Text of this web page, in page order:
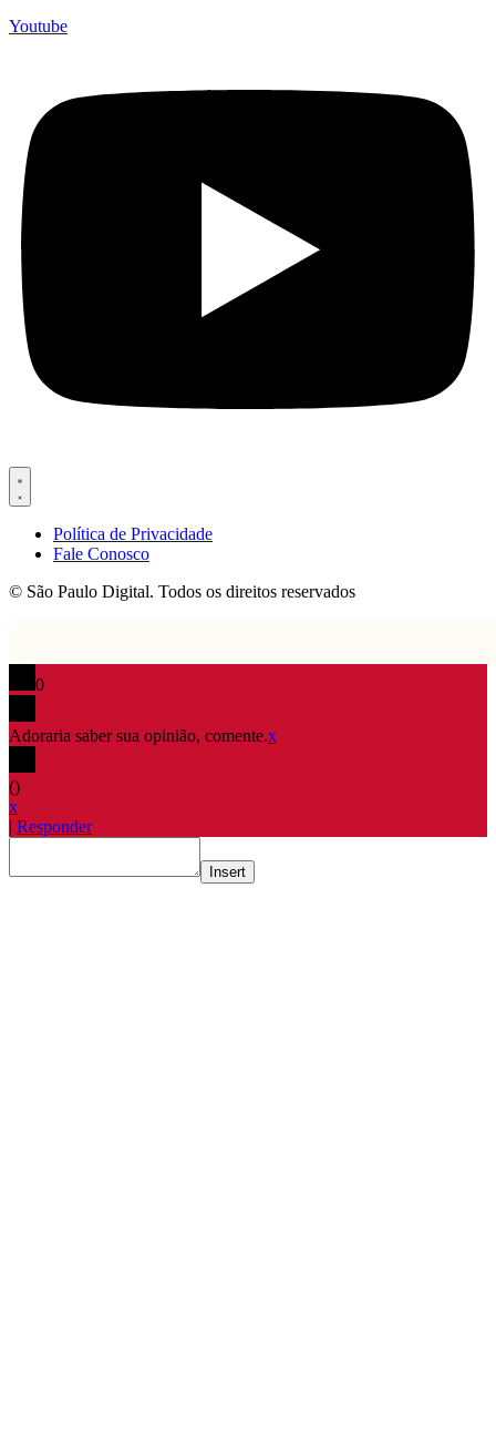
Youtube
Política de Privacidade
Fale Conosco
© São Paulo Digital. Todos os direitos reservados
0
Adoraria saber sua opinião, comente.x
()
x
Responder
Insert